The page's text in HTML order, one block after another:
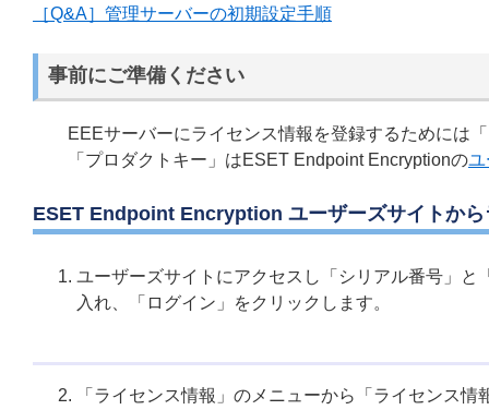
［Q&A］管理サーバーの初期設定手順
事前にご準備ください
EEEサーバーにライセンス情報を登録するためには
「プロダクトキー」はESET Endpoint Encryptionのユ
ESET Endpoint Encryption ユーザーズサイトから
ユーザーズサイトにアクセスし「シリアル番号」
入れ、「ログイン」をクリックします。
「ライセンス情報」のメニューから「ライセンス